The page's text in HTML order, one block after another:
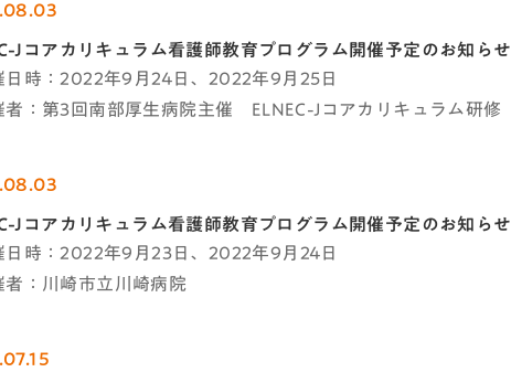
Jコアカリキュラム看護師教育プログラム開催予定のお知らせ
時：2022年9月24日、2022年9月25日
：第3回南部厚生病院主催 ELNEC-Jコアカリキュラム研修
Jコアカリキュラム看護師教育プログラム開催予定のお知らせ
時：2022年9月23日、2022年9月24日
：川崎市立川崎病院